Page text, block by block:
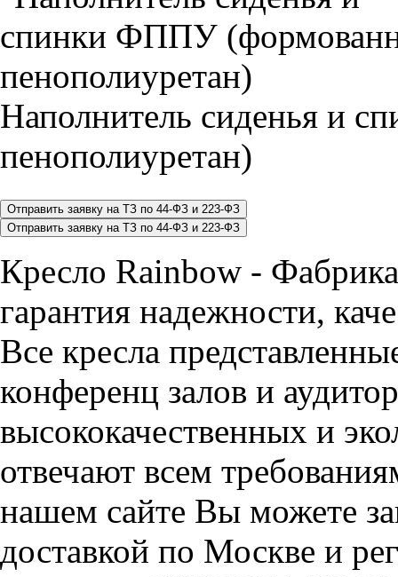
Наполнитель сиденья и
пенополиуретан)
Кресло Rainbow -
гарантия надежности,
Все кресла
конференц залов и
высококачественных и
отвечают всем
нашем сайте Вы можете
доставкой по Москве и